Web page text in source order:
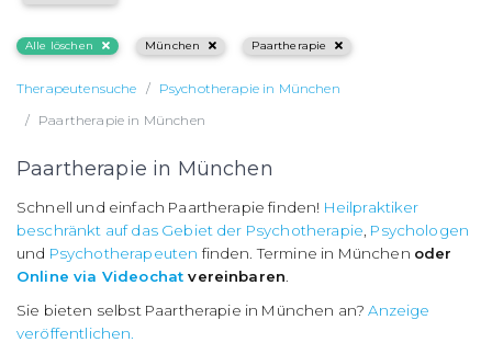
Alle löschen München Paartherapie
Therapeutensuche
Psychotherapie in München
Paartherapie in München
Paartherapie in München
Schnell und einfach Paartherapie finden! Heilpraktiker
beschränkt auf das Gebiet der Psychotherapie Psychologen
und Psychotherapeuten finden. Termine in München oder
Online via Videochat vereinbaren
Sie bieten selbst Paartherapie in München an?Anzeige
veröffentlichen.